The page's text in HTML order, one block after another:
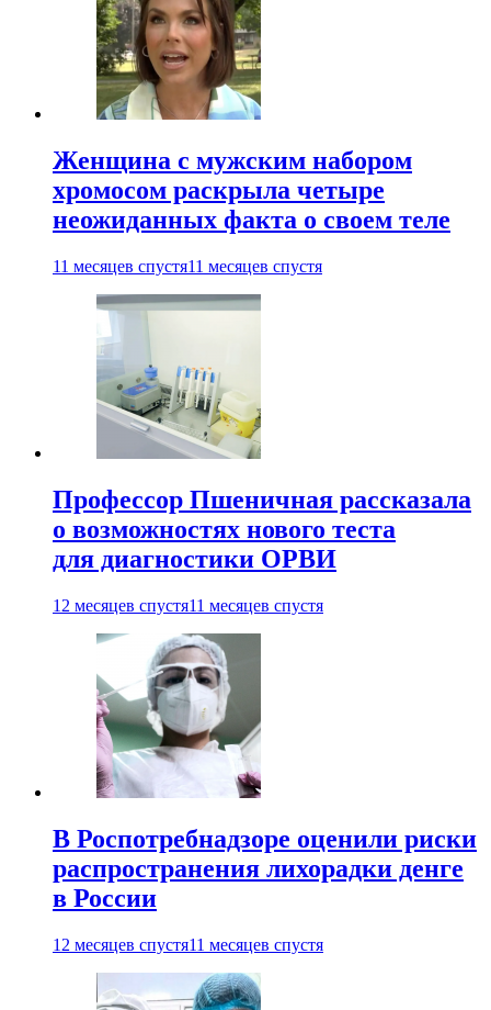
Женщина с мужским набором
хромосом раскрыла четыре
неожиданных факта о своем теле
11 месяцев спустя11 месяцев спустя
Профессор Пшеничная рассказала
о возможностях нового теста
для диагностики ОРВИ
12 месяцев спустя11 месяцев спустя
В Роспотребнадзоре оценили риски
распространения лихорадки денге
в России
12 месяцев спустя11 месяцев спустя